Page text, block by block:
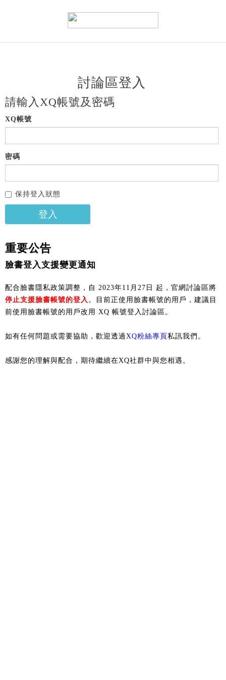
討論區登入
請輸入XQ帳號及密碼
XQ帳號
密碼
保持登入狀態
登入
重要公告
臉書登入支援變更通知
配合臉書隱私政策調整，自 2023年11月27日 起，官網討論區將
停止支援臉書帳號的登入 。目前正使用臉書帳號的用戶，建議目
前使用臉書帳號的用戶改用 XQ 帳號登入討論區。
如有任何問題或需要協助，歡迎透過XQ粉絲專頁 私訊我們。
感謝您的理解與配合，期待繼續在XQ社群中與您相遇。